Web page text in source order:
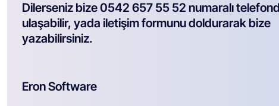
Dilerseniz bize 0542 657 55 52 numaralı
ulaşabilir, yada iletişim formunu doldurarak bize
yazabilirsiniz.
Eron Software